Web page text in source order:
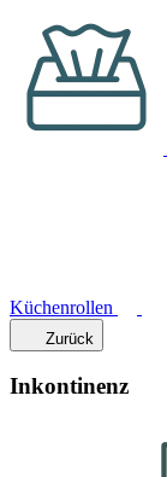
Küchenrollen
Zurück
Inkontinenz